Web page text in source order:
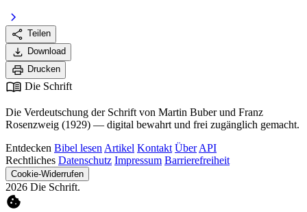
chevron_right
share Teilen
download Download
print Drucken
menu_book Die Schrift
Die Verdeutschung der Schrift von Martin Buber und Franz
Rosenzweig (1929) — digital bewahrt und frei zugänglich gemacht.
Entdecken Bibel lesen Artikel Kontakt Über API
Rechtliches Datenschutz Impressum Barrierefreiheit
Cookie-Widerrufen
2026 Die Schrift.
cookie